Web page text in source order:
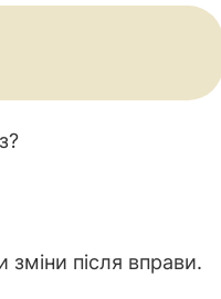
після вправи.